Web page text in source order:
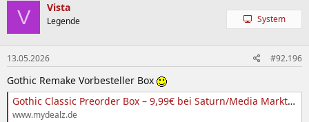
V Vista
Legende System
13.05.2026 #92.196
Gothic Remake Vorbesteller Box
Gothic Classic Preorder Box – 9,99€ bei Saturn/Media Markt, jetzt sichern at Saturn | mydealz
www.mydealz.de